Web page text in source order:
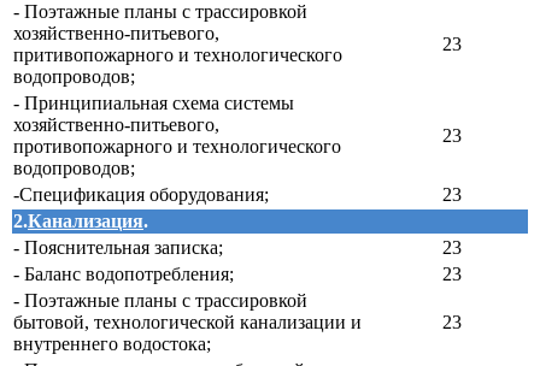
- Поэтажные планы с трассировкой
хозяйственно-питьевого,
притивопожарного и технологического
водопроводов;
23
- Принципиальная схема системы
хозяйственно-питьевого,
противопожарного и технологического
водопроводов;
23
-Спецификация оборудования;
23
2.Канализация.
- Пояснительная записка;
23
- Баланс водопотребления;
23
- Поэтажные планы с трассировкой
бытовой, технологической канализации и
внутреннего водостока;
23